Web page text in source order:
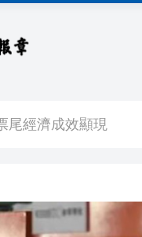
尾經濟成效顯現